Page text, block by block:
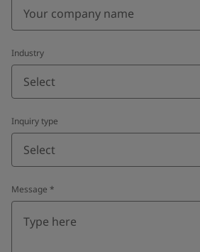
Industry
Select
Inquiry type
Select
Message *